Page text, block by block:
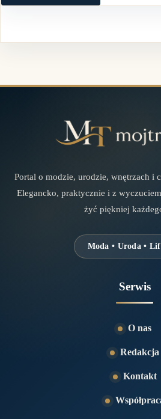
Portal o modzie, urodzie, wnętrzach i
Elegancko, praktycznie i z
żyć piękniej
Moda • Uroda •
Serwis
O nas
Redakcja
Kontakt